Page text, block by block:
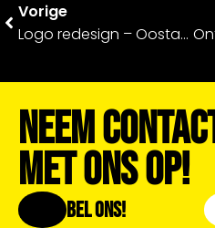
Vorige
Logo redesign – Oostas Makelaars
Neem
Met Ons Op!
Bel Ons!